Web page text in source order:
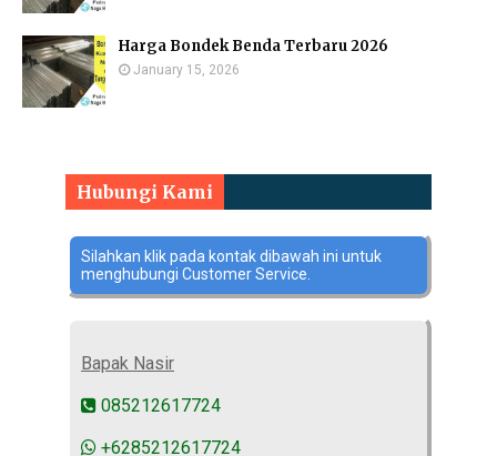
Harga Bondek Benda Terbaru 2026
January 15, 2026
Hubungi Kami
Silahkan klik pada kontak dibawah ini untuk
menghubungi Customer Service.
Bapak Nasir
085212617724
+6285212617724